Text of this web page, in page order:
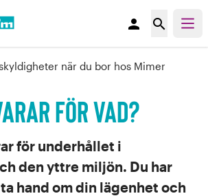
person search
för vad?
när du bor hos Mimer
för underhållet i
den yttre miljön. Du har
hand om din lägenhet och